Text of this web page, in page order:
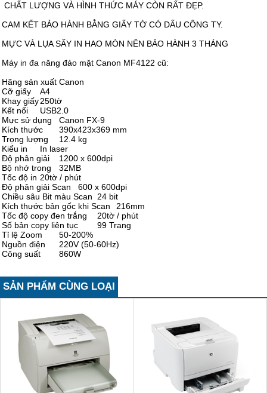
CHẤT LƯỢNG VÀ HÌNH THỨC MÁY CÒN RẤT ĐẸP.
CAM KẾT BẢO HÀNH BẰNG GIẤY TỜ CÓ DẤU CÔNG TY.
MỰC VÀ LỤA SẤY IN HAO MÒN NÊN BẢO HÀNH 3 THÁNG
Máy in đa năng đảo mặt Canon MF4122 cũ:
Hãng sản xuất Canon
Cỡ giấy
A4
Khay giấy250tờ
Kết nối
USB2.0
Mực sử dụng
Canon FX-9
Kích thước
390x423x369 mm
Trọng lượng
12.4 kg
Kiểu in
In laser
Độ phân giải
1200 x 600dpi
Bộ nhớ trong
32MB
Tốc độ in 20tờ / phút
Độ phân giải Scan
600 x 600dpi
Chiều sâu Bit màu Scan
24 bit
Kích thước bản gốc khi Scan
216mm
Tốc độ copy đen trắng
20tờ / phút
Số bản copy liên tục
99 Trang
Tỉ lệ Zoom
50-200%
Nguồn điện
220V (50-60Hz)
Công suất
860W
SẢN PHẨM CÙNG LOẠI